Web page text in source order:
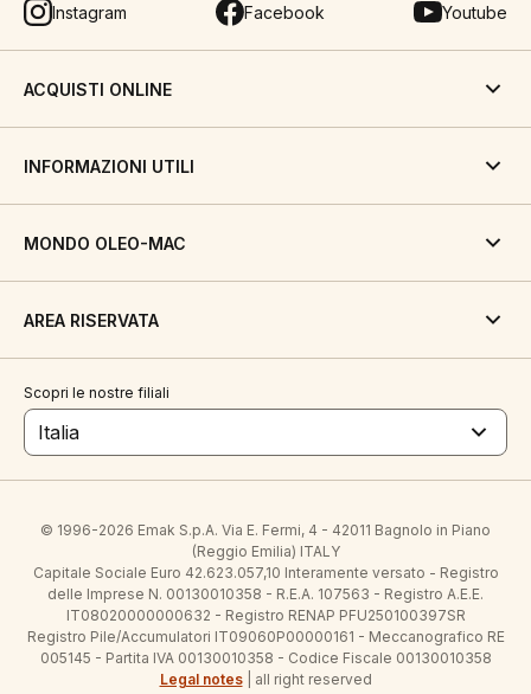
Instagram Facebook Youtube
ACQUISTI ONLINE
INFORMAZIONI UTILI
MONDO OLEO-MAC
AREA RISERVATA
Scopri le nostre filiali
Italia
© 1996-2026 Emak S.p.A. Via E. Fermi, 4 - 42011 Bagnolo in Piano
(Reggio Emilia) ITALY
Capitale Sociale Euro 42.623.057,10 Interamente versato - Registro
delle Imprese N. 00130010358 - R.E.A. 107563 - Registro A.E.E.
IT08020000000632 - Registro RENAP PFU250100397SR
Registro Pile/Accumulatori IT09060P00000161 - Meccanografico RE
005145 - Partita IVA 00130010358 - Codice Fiscale 00130010358
Legal notes| all right reserved